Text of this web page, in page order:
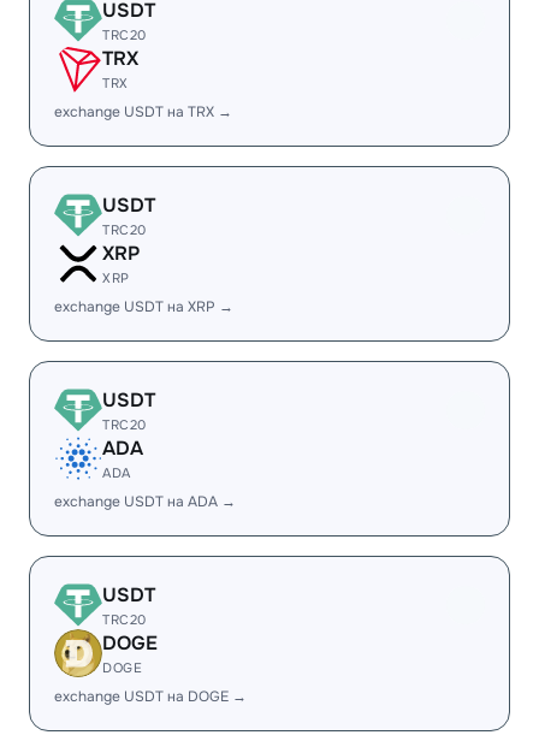
USDT
TRC20
TRX
TRX
exchange USDT на TRX →
USDT
TRC20
XRP
XRP
exchange USDT на XRP →
USDT
TRC20
ADA
ADA
exchange USDT на ADA →
USDT
TRC20
DOGE
DOGE
exchange USDT на DOGE →